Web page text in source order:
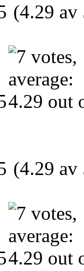
(4.29 av
(4.29 av